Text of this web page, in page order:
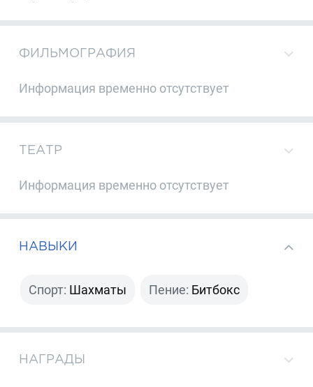
ФИЛЬМОГРАФИЯ
Информация временно отсутствует
ТЕАТР
Информация временно отсутствует
НАВЫКИ
Спорт: Шахматы Пение: Битбокс
НАГРАДЫ